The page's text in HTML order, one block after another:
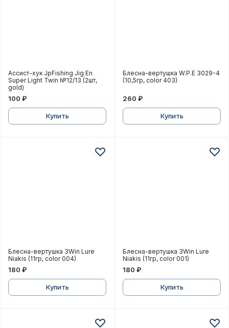
Ассист-хук JpFishing Jig En Super Light Twin №12/13
Ассист-хук JpFishing Jig En
Super Light Twin №12/13 (2шт,
gold)
100 ₽
Купить
Блесна-вертушка W.P.E
Блесна-вертушка W.P.E 3029-4
(10,5гр, color 403)
260 ₽
Купить
Блесна-вертушка 3Win Lure Niakis (11гр, color 004)
Блесна-вертушка 3Win Lure
Niakis (11гр, color 004)
180 ₽
Купить
Блесна-вертушка 3Win
Блесна-вертушка 3Win Lure
Niakis (11гр, color 001)
180 ₽
Купить